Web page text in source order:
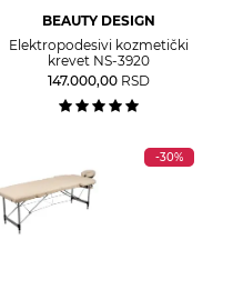
BEAUTY DESIGN
Elektropodesivi kozmetički
krevet NS-3920
147.000,00 RSD
-30%